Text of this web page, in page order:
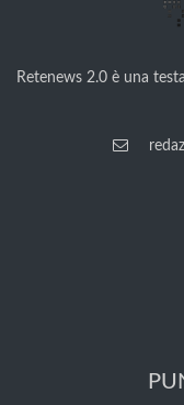
Retenews 2.0 è una